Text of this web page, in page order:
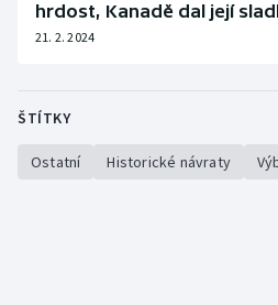
hrdost, Kanadě dal její
21. 2. 2024
ŠTÍTKY
Ostatní Historické návraty